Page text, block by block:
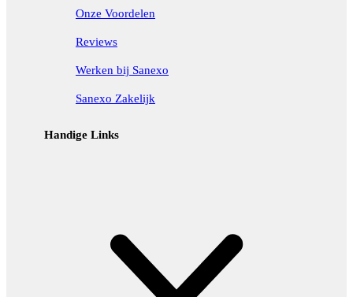
Onze Voordelen
Reviews
Werken bij Sanexo
Sanexo Zakelijk
Handige Links